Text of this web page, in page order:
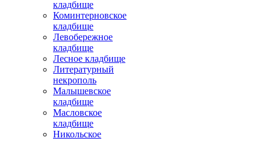
кладбище
Коминтерновское
кладбище
Левобережное
кладбище
Лесное кладбище
Литературный
некрополь
Малышевское
кладбище
Масловское
кладбище
Никольское